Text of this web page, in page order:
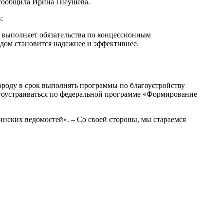
Ирина Гнеушева.
обязательства по концессионным
становится надежнее и эффективнее.
в срок выполнять программы по благоустройству
по федеральной программе «Формирование
ведомостей». – Со своей стороны, мы стараемся